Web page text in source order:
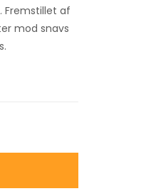
Fremstillet af
mod snavs